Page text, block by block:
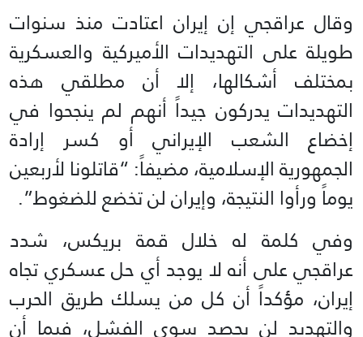
وقال عراقجي إن إيران اعتادت منذ سنوات
طويلة على التهديدات الأميركية والعسكرية
بمختلف أشكالها، إلا أن مطلقي هذه
التهديدات يدركون جيداً أنهم لم ينجحوا في
إخضاع الشعب الإيراني أو كسر إرادة
الجمهورية الإسلامية، مضيفاً: “قاتلونا لأربعين
يوماً ورأوا النتيجة، وإيران لن تخضع للضغوط”.
وفي كلمة له خلال قمة بريكس، شدد
عراقجي على أنه لا يوجد أي حل عسكري تجاه
إيران، مؤكداً أن كل من يسلك طريق الحرب
والتهديد لن يحصد سوى الفشل، فيما أن